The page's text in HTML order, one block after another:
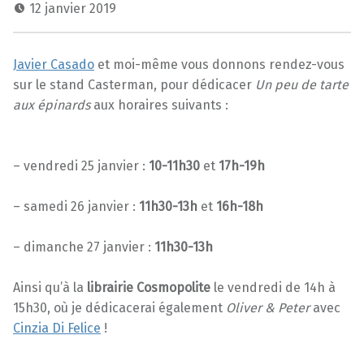
12 janvier 2019
Javier Casado et moi-même vous donnons rendez-vous
sur le stand Casterman, pour dédicacer Un peu de tarte
aux épinardsaux horaires suivants :
– vendredi 25 janvier : 10-11h30 et 17h-19h
– samedi 26 janvier : 11h30-13h et 16h-18h
– dimanche 27 janvier : 11h30-13h
Ainsi qu’à la librairie Cosmopolite le vendredi de 14h à
15h30, où je dédicacerai également Oliver & Peteravec
Cinzia Di Felice !